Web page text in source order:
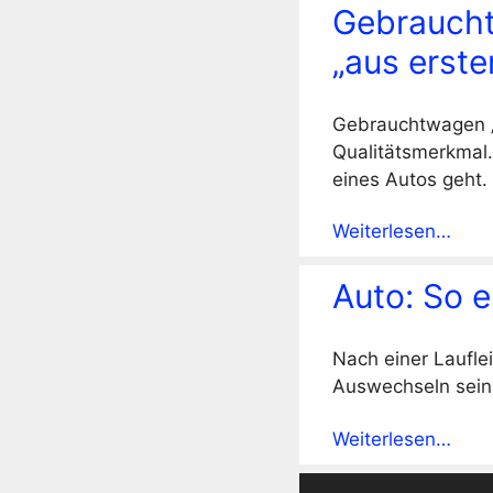
„aus
Gebrauchtwagen
eines Autos geht.
Weiterlesen…
Auto: So
Nach einer
Auswechseln
Weiterlesen…